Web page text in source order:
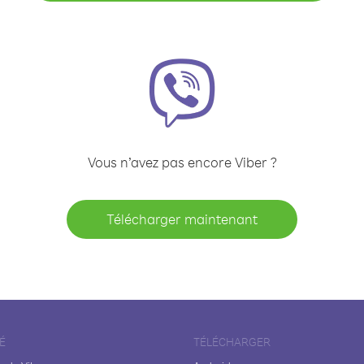
Vous n’avez pas encore Viber ?
Télécharger maintenant
TÉLÉCHARGER